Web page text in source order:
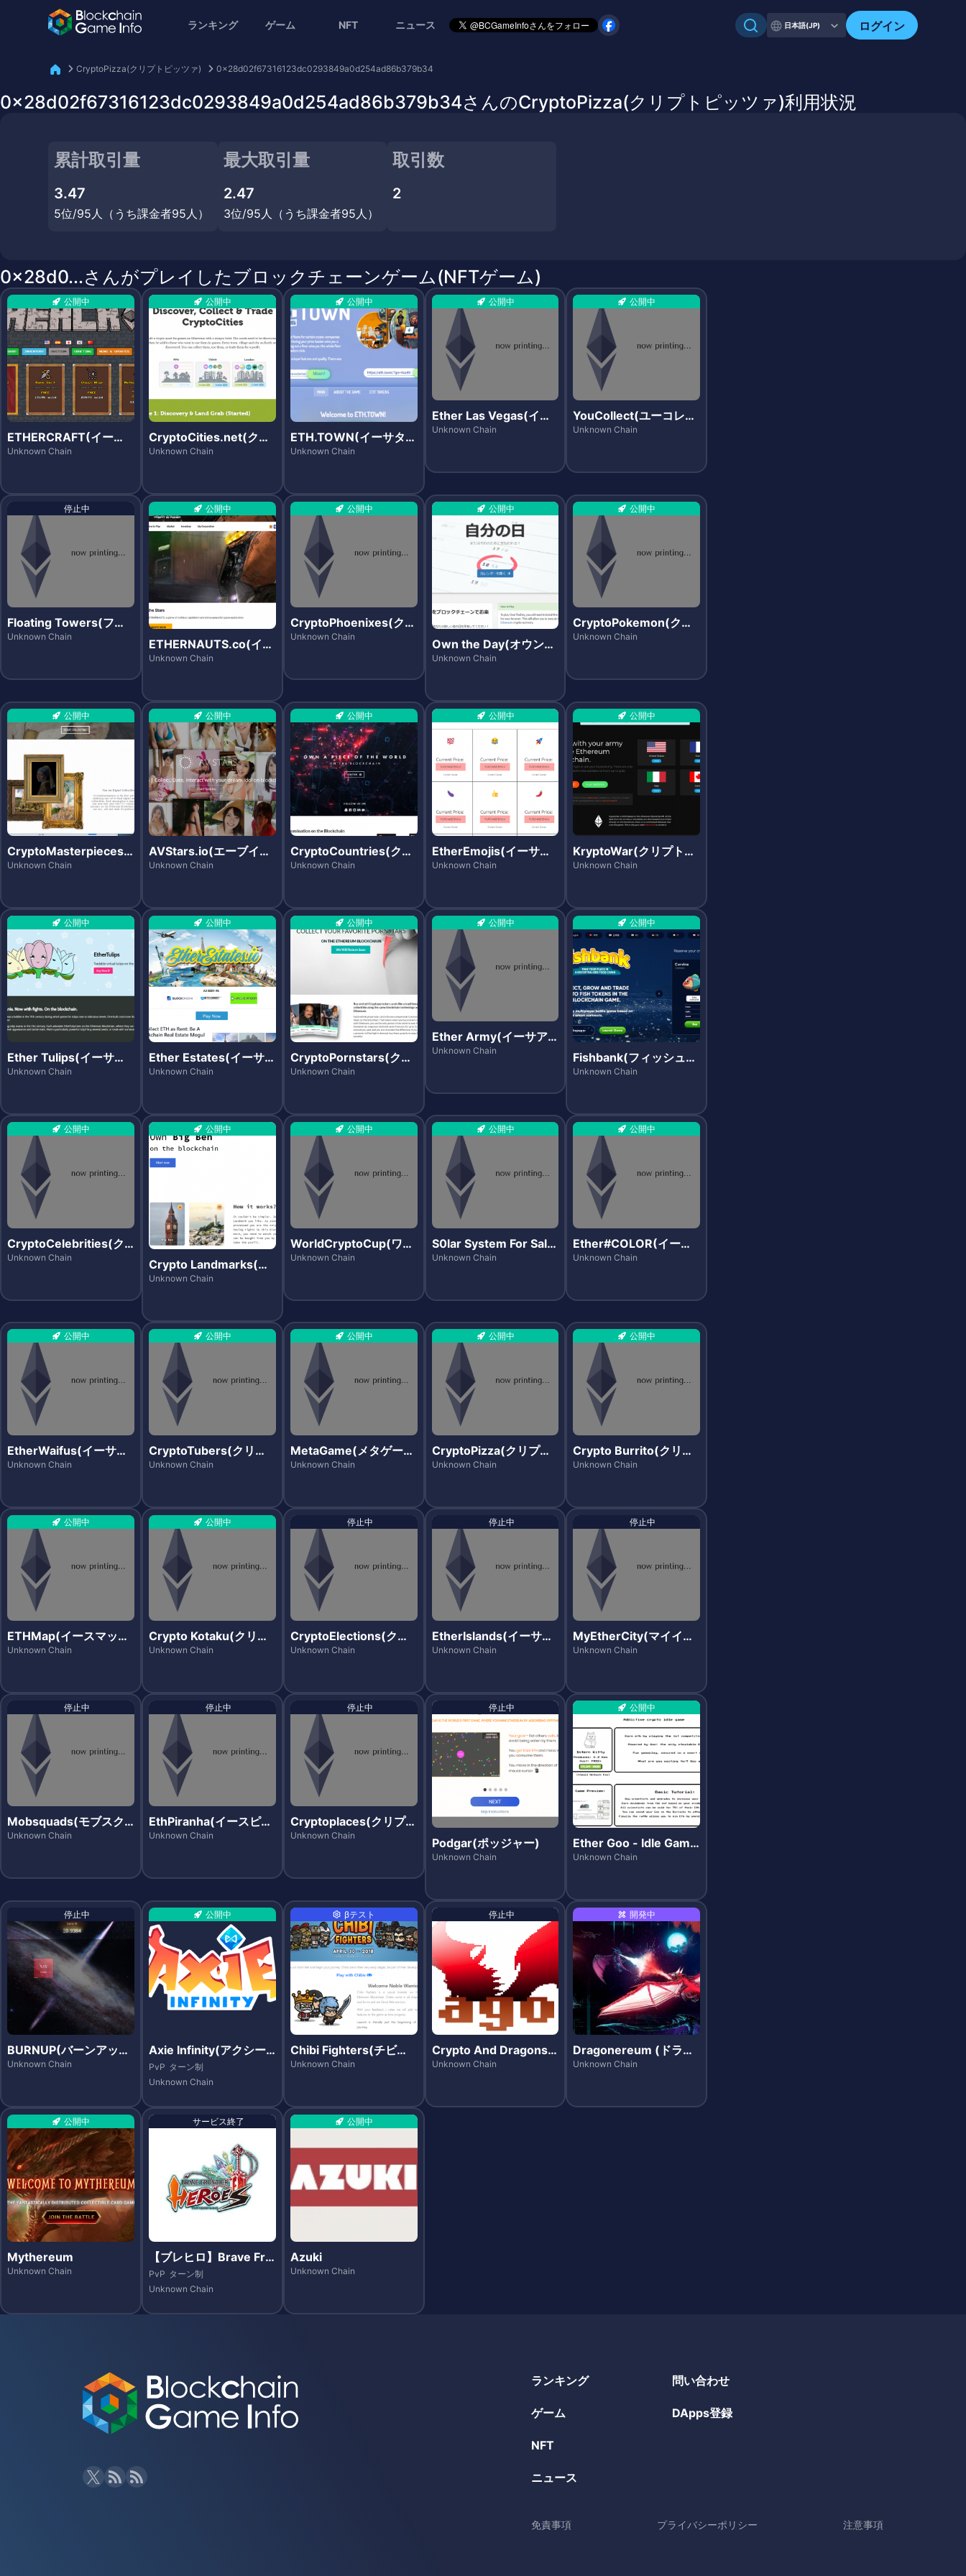
ランキング ゲーム NFT ニュース 日本語(JP) ログイン
自分のアセットを確認
CryptoPizza(クリプトピッツァ) 0x28d02f67316123dc0293849a0d254ad86b379b34
0x28d02f67316123dc0293849a0d254ad86b379b34さんのCryptoPizza(クリプトピッツァ)利用状況
累計取引量
3.47
5位/95人（うち課金者95人）
最大取引量
2.47
3位/95人（うち課金者95人）
取引数
2
0x28d0...さんがプレイしたブロックチェーンゲーム(NFTゲーム)
公開中
ETHERCRAFT(イーサ
クラフト)
Unknown Chain
公開中
CryptoCities.net(クリ
プトシティーズ)
Unknown Chain
公開中
ETH.TOWN(イーサタウ
ン)
Unknown Chain
公開中
Ether Las Vegas(イー
サラスベガス)
Unknown Chain
公開中
YouCollect(ユーコレク
ト)
Unknown Chain
停止中
Floating Towers(フロ
ーティングタワーズ)
Unknown Chain
公開中
ETHERNAUTS.co(イー
サノーツ)
Unknown Chain
公開中
CryptoPhoenixes(クリ
プトフェニックス)
Unknown Chain
公開中
Own the Day(オウン・
ザ・デイ)
Unknown Chain
公開中
CryptoPokemon(クリ
プトポケモン)
Unknown Chain
公開中
CryptoMasterpieces
(クリプトマスターピー
Unknown Chain
公開中
AVStars.io(エーブイス
ターズ)
Unknown Chain
公開中
CryptoCountries(クリ
プトカントリーズ)
Unknown Chain
公開中
EtherEmojis(イーサエ
モジズ)
Unknown Chain
公開中
KryptoWar(クリプトウ
ォー)
Unknown Chain
公開中
Ether Tulips(イーサチ
ューリップス)
Unknown Chain
公開中
Ether Estates(イーサ
エステーツ)
Unknown Chain
公開中
CryptoPornstars(クリ
プトポーンスターズ)
Unknown Chain
公開中
Ether Army(イーサア
ーミー)
Unknown Chain
公開中
Fishbank(フィッシュバ
ンク)
Unknown Chain
公開中
CryptoCelebrities(ク
リプトセレブリティー
Unknown Chain
公開中
Crypto Landmarks(ク
リプトランドマークス)
Unknown Chain
公開中
WorldCryptoCup(ワー
ルドクリプトカップ)
Unknown Chain
公開中
S0lar System For Sale
(ソーラーシステムズフ
Unknown Chain
公開中
Ether#COLOR(イーサ
カラー)
Unknown Chain
公開中
EtherWaifus(イーサワ
イフス)
Unknown Chain
公開中
CryptoTubers(クリプ
トチューバース)
Unknown Chain
公開中
MetaGame(メタゲー
ム)
Unknown Chain
公開中
CryptoPizza(クリプト
ピッツァ)
Unknown Chain
公開中
Crypto Burrito(クリプ
トブリート)
Unknown Chain
公開中
ETHMap(イースマッ
プ)
Unknown Chain
公開中
Crypto Kotaku(クリプ
トコタツ)
Unknown Chain
停止中
CryptoElections(クリ
プトエレクションズ)
Unknown Chain
停止中
EtherIslands(イーサア
イランズ)
Unknown Chain
停止中
MyEtherCity(マイイー
サシティー)
Unknown Chain
停止中
Mobsquads(モブスク
ワッズ)
Unknown Chain
停止中
EthPiranha(イースピラ
ニア)
Unknown Chain
停止中
Cryptoplaces(クリプト
プレイシズ)
Unknown Chain
停止中
Podgar(ポッジャー)
Unknown Chain
公開中
Ether Goo - Idle Game
(イーサグー -アイドル
Unknown Chain
停止中
BURNUP(バーンアッ
プ)
Unknown Chain
公開中
Axie Infinity(アクシー
インフィニティ)
PvP ターン制
Unknown Chain
βテスト
Chibi Fighters(チビフ
ァイターズ)
Unknown Chain
停止中
Crypto And Dragons
(クリプト・アンド・ド
Unknown Chain
開発中
Dragonereum (ドラゴ
ネレウム)
Unknown Chain
公開中
Mythereum
Unknown Chain
サービス終了
【ブレヒロ】Brave Fro
ntier Heroes（ブレイ
ブ フロンティア ヒーロ
PvP ターン制
Unknown Chain
公開中
Azuki
Unknown Chain
ランキング
ゲーム
NFT
ニュース
問い合わせ
DApps登録
免責事項 プライバシーポリシー 注意事項